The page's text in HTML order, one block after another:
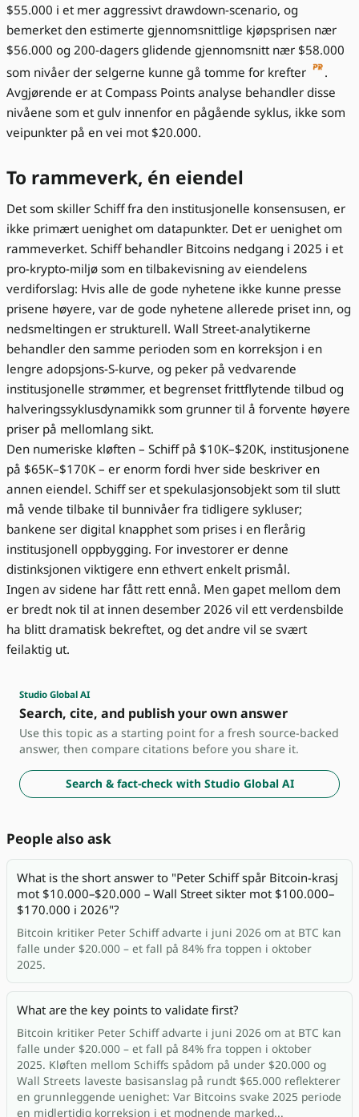
$55.000 i et mer aggressivt drawdown-scenario, og
bemerket den estimerte gjennomsnittlige kjøpsprisen nær
$56.000 og 200-dagers glidende gjennomsnitt nær $58.000
som nivåer der selgerne kunne gå tomme for krefter
.
Avgjørende er at Compass Points analyse behandler disse
nivåene som et gulv innenfor en pågående syklus, ikke som
veipunkter på en vei mot $20.000.
To rammeverk, én eiendel
Det som skiller Schiff fra den institusjonelle konsensusen, er
ikke primært uenighet om datapunkter. Det er uenighet om
rammeverket. Schiff behandler Bitcoins nedgang i 2025 i et
pro-krypto-miljø som en tilbakevisning av eiendelens
verdiforslag: Hvis alle de gode nyhetene ikke kunne presse
prisene høyere, var de gode nyhetene allerede priset inn, og
nedsmeltingen er strukturell. Wall Street-analytikerne
behandler den samme perioden som en korreksjon i en
lengre adopsjons-S-kurve, og peker på vedvarende
institusjonelle strømmer, et begrenset frittflytende tilbud og
halveringssyklusdynamikk som grunner til å forvente høyere
priser på mellomlang sikt.
Den numeriske kløften – Schiff på $10K–$20K, institusjonene
på $65K–$170K – er enorm fordi hver side beskriver en
annen eiendel. Schiff ser et spekulasjonsobjekt som til slutt
må vende tilbake til bunnivåer fra tidligere sykluser;
bankene ser digital knapphet som prises i en flerårig
institusjonell oppbygging. For investorer er denne
distinksjonen viktigere enn ethvert enkelt prismål.
Ingen av sidene har fått rett ennå. Men gapet mellom dem
er bredt nok til at innen desember 2026 vil ett verdensbilde
ha blitt dramatisk bekreftet, og det andre vil se svært
feilaktig ut.
Studio Global AI
Search, cite, and publish your own answer
Use this topic as a starting point for a fresh source-backed
answer, then compare citations before you share it.
Search & fact-check with Studio Global AI
People also ask
What is the short answer to "Peter Schiff spår Bitcoin-krasj
mot $10.000–$20.000 – Wall Street sikter mot $100.000–
$170.000 i 2026"?
Bitcoin kritiker Peter Schiff advarte i juni 2026 om at BTC kan
falle under $20.000 – et fall på 84% fra toppen i oktober
2025.
What are the key points to validate first?
Bitcoin kritiker Peter Schiff advarte i juni 2026 om at BTC kan
falle under $20.000 – et fall på 84% fra toppen i oktober
2025. Kløften mellom Schiffs spådom på under $20.000 og
Wall Streets laveste basisanslag på rundt $65.000 reflekterer
en grunnleggende uenighet: Var Bitcoins svake 2025 periode
en midlertidig korreksjon i et modnende marked...